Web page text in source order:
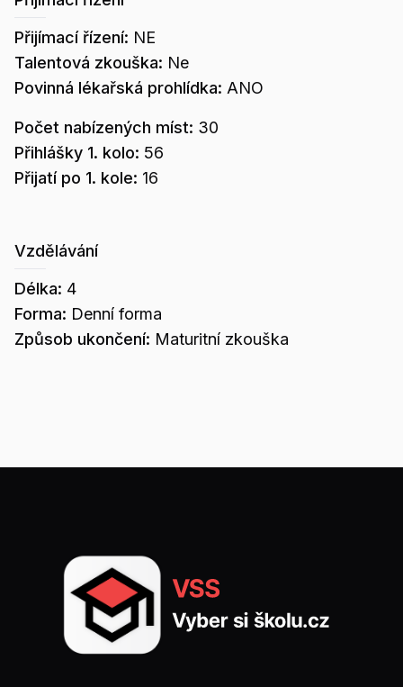
Přijímací řízení: NE
Talentová zkouška: Ne
Povinná lékařská prohlídka: ANO
Počet nabízených míst: 30
Přihlášky 1. kolo: 56
Přijatí po 1. kole: 16
Vzdělávání
Délka: 4
Forma: Denní forma
Způsob ukončení: Maturitní zkouška